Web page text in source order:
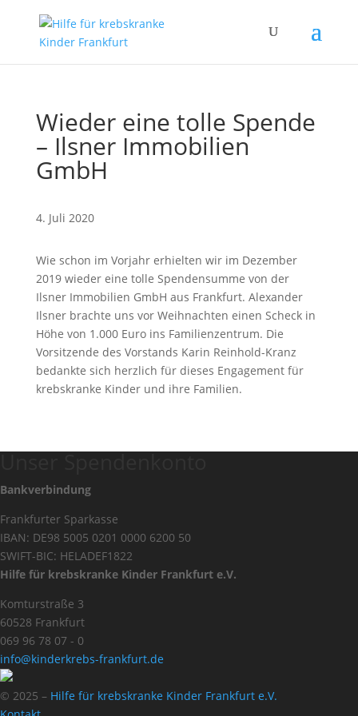
Wieder eine tolle Spende
– Ilsner Immobilien
GmbH
4. Juli 2020
Wie schon im Vorjahr erhielten wir im Dezember
2019 wieder eine tolle Spendensumme von der
Ilsner Immobilien GmbH aus Frankfurt. Alexander
Ilsner brachte uns vor Weihnachten einen Scheck in
Höhe von 1.000 Euro ins Familienzentrum. Die
Vorsitzende des Vorstands Karin Reinhold-Kranz
bedankte sich herzlich für dieses Engagement für
krebskranke Kinder und ihre Familien.
Bankverbindung
Frankfurter Sparkasse
IBAN: DE98 5005 0201 0000 6200 50
SWIFT-BIC: HELADEF1822
Hilfe für krebskranke Kinder Frankfurt e.V.
Komturstraße 3
60528 Frankfurt
069 96 78 07 - 0
info@kinderkrebs-frankfurt.de
© 2025 – Hilfe für krebskranke Kinder Frankfurt e.V.